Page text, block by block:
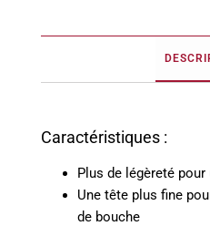
Caractéristiques :
Plus de légèreté
Une tête plus fine
de bouche